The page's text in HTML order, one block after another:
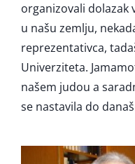
organizovali dolazak
u našu zemlju,
reprezentativca,
Univerziteta.
našem judou a
se nastavila do